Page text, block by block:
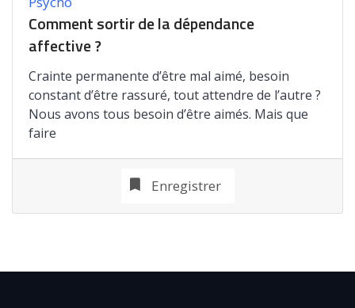
Comment sortir de la dépendance
affective ?
Crainte permanente d’être mal aimé, besoin
constant d’être rassuré, tout attendre de l’autre ?
Nous avons tous besoin d’être aimés. Mais que
faire
Enregistrer